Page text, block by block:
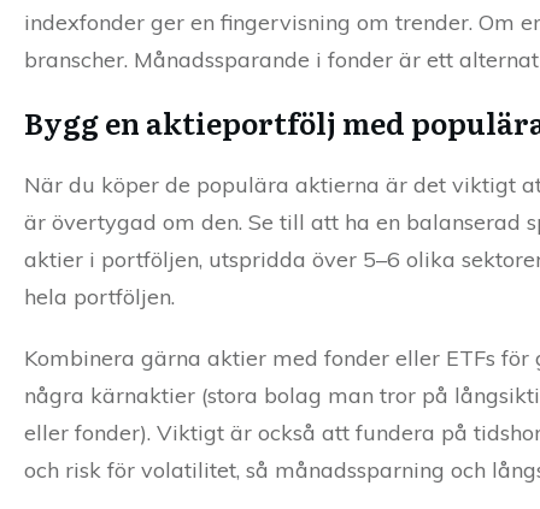
indexfonder ger en fingervisning om trender. Om
branscher. Månadssparande i fonder är ett
Bygg en aktieportfölj med
När du köper de populära aktierna är det viktigt
är övertygad om den. Se till att ha en balanserad
aktier i portföljen, utspridda över 5–6 olika
hela portföljen.
Kombinera gärna aktier med fonder eller ETFs
några kärnaktier (stora bolag man tror på
eller fonder). Viktigt är också att fundera på
och risk för volatilitet, så månadssparning och